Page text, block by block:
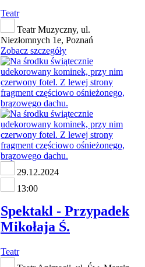
Teatr
Teatr Muzyczny, ul.
Niezłomnych 1e, Poznań
Zobacz szczegóły
29.12.2024
13:00
Spektakl - Przypadek
Mikołaja Ś.
Teatr